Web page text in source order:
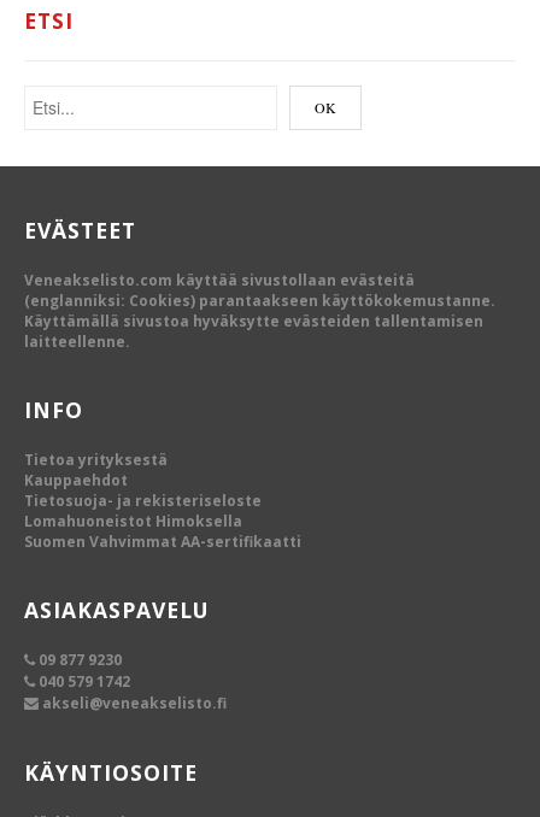
ETSI
EVÄSTEET
Veneakselisto.com käyttää sivustollaan evästeitä
(englanniksi: Cookies) parantaakseen käyttökokemustanne.
Käyttämällä sivustoa hyväksytte evästeiden tallentamisen
laitteellenne.
INFO
Tietoa yrityksestä
Kauppaehdot
Tietosuoja- ja rekisteriseloste
Lomahuoneistot Himoksella
Suomen Vahvimmat AA-sertifikaatti
ASIAKASPAVELU
09 877 9230
040 579 1742
akseli@veneakselisto.fi
KÄYNTIOSOITE